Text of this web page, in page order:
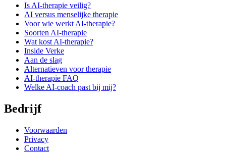
Is AI-therapie veilig?
AI versus menselijke therapie
Voor wie werkt AI-therapie?
Soorten AI-therapie
Wat kost AI-therapie?
Inside Verke
Aan de slag
Alternatieven voor therapie
AI-therapie FAQ
Welke AI-coach past bij mij?
Bedrijf
Voorwaarden
Privacy
Contact